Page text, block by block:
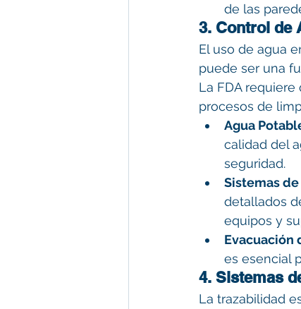
de las
3. Control de
El uso de agua
puede ser una
La FDA
procesos de
Agua
calidad del
seguridad.
Sistemas
detallados
equipos y
Evacuación
es esencial
4. Sistemas
La trazabilidad